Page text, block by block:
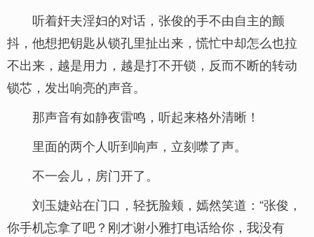
听着奸夫淫妇的对话，张俊的手不由自主的颤
抖，他想把钥匙从锁孔里扯出来，慌忙中却怎么也拉
不出来，越是用力，越是打不开锁，反而不断的转动
锁芯，发出响亮的声音。
那声音有如静夜雷鸣，听起来格外清晰！
里面的两个人听到响声，立刻噤了声。
不一会儿，房门开了。
刘玉婕站在门口，轻抚脸颊，嫣然笑道：“张俊，
你手机忘拿了吧？刚才谢小雅打电话给你，我没有